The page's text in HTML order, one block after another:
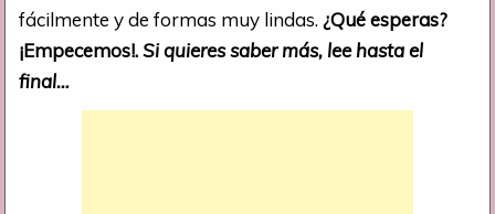
fácilmente y de formas muy lindas.¿Qué esperas?
¡Empecemos!.Si quieres saber más, lee hasta el
final…